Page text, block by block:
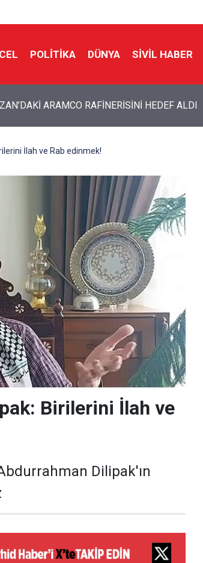
POLITIKA DÜNYA SIVIL HABER
ARAMCO RAFİNERİSİNİ HEDEF ALDI
İlah ve Rab edinmek!
Birilerini İlah ve
Dilipak'ın